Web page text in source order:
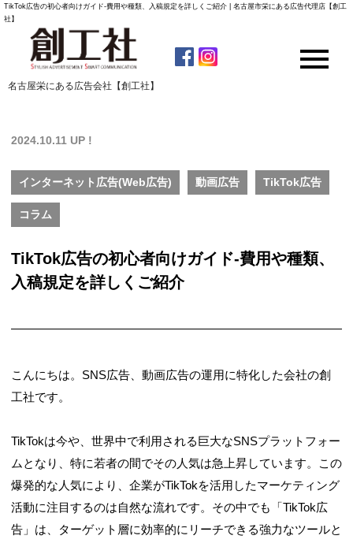
TikTok広告の初心者向けガイド-費用や種類、入稿規定を詳しくご紹介 | 名古屋市栄にある広告代理店【創工
社】
名古屋栄にある広告会社【創工社】
2024.10.11 UP !
インターネット広告(Web広告) 動画広告 TikTok広告
コラム
TikTok広告の初心者向けガイド-費用や種類、
入稿規定を詳しくご紹介
こんにちは。SNS広告、動画広告の運用に特化した会社の創
工社です。
TikTokは今や、世界中で利用される巨大なSNSプラットフォー
ムとなり、特に若者の間でその人気は急上昇しています。この
爆発的な人気により、企業がTikTokを活用したマーケティング
活動に注目するのは自然な流れです。その中でも「TikTok広
告」は、ターゲット層に効率的にリーチできる強力なツールと